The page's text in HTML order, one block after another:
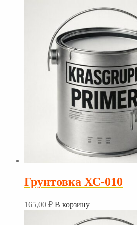
Грунтовка ХС-010
165,00 ₽ В корзину